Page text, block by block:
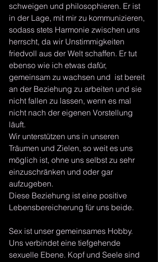
schweigen und philosophieren. Er ist
in der Lage, mit mir zu kommunizieren,
sodass stets Harmonie zwischen uns
herrscht, da wir Unstimmigkeiten
friedvoll aus der Welt schaffen. Er tut
ebenso wie ich etwas dafür,
gemeinsam zu wachsen und  ist bereit
an der Beziehung zu arbeiten und sie
nicht fallen zu lassen, wenn es mal
nicht nach der eigenen Vorstellung
läuft.
Wir unterstützen uns in unseren
Träumen und Zielen, so weit es uns
möglich ist, ohne uns selbst zu sehr
einzuschränken und oder gar
aufzugeben.
Diese Beziehung ist eine positive
Lebensbereicherung für uns beide.
Sex ist unser gemeinsames Hobby.
Uns verbindet eine tiefgehende
sexuelle Ebene. Kopf und Seele sind